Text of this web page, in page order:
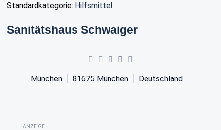
Standardkategorie: Hilfsmittel
Sanitätshaus Schwaiger
München 81675 München Deutschland
ANZEIGE